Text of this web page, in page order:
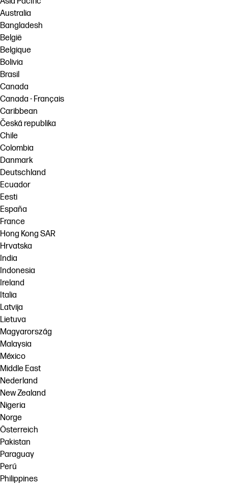
Australia
Bangladesh
België
Belgique
Bolivia
Brasil
Canada
Canada - Français
Caribbean
Česká republika
Chile
Colombia
Danmark
Deutschland
Ecuador
Eesti
España
France
Hong Kong SAR
Hrvatska
India
Indonesia
Ireland
Italia
Latvija
Lietuva
Magyarország
Malaysia
México
Middle East
Nederland
New Zealand
Nigeria
Norge
Österreich
Pakistan
Paraguay
Perú
Philippines